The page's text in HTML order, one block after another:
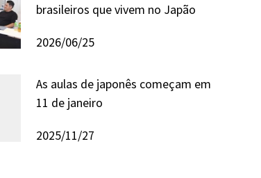
brasileiros que vivem no Japão
2026/06/25
As aulas de japonês começam em
11 de janeiro
2025/11/27